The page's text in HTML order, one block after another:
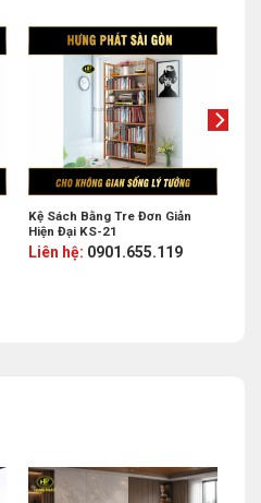
Kệ Sách Bằng Tre Đơn Giản
Hiện Đại KS-21
Liên hệ: 0901.655.119